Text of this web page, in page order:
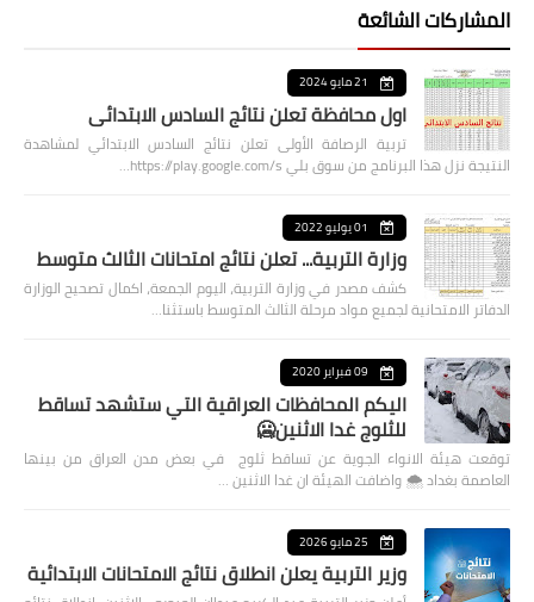
المشاركات الشائعة
21 مايو 2024
اول محافظة تعلن نتائج السادس الابتدائي
تربية الرصافة الأولى تعلن نتائج السادس الابتدائي لمشاهدة
النتيجة نزل هذا البرنامج من سوق بلي https://play.google.com/s…
01 يوليو 2022
وزارة التربية... تعلن نتائج امتحانات الثالث متوسط
كشف مصدر في وزارة التربية، اليوم الجمعة، اكمال تصحيح الوزارة
الدفاتر الامتحانية لجميع مواد مرحلة الثالث المتوسط باستثنا…
09 فبراير 2020
اليكم المحافظات العراقية التي ستشهد تساقط
للثلوج غدا الاثنين🥶
توقعت هيئة الانواء الجوية عن تساقط ثلوج في بعض مدن العراق من بينها
العاصمة بغداد ⁦🌨️⁩ واضافت الهيئة ان غدا الاثنين …
25 مايو 2026
وزير التربية يعلن انطلاق نتائج الامتحانات الابتدائية